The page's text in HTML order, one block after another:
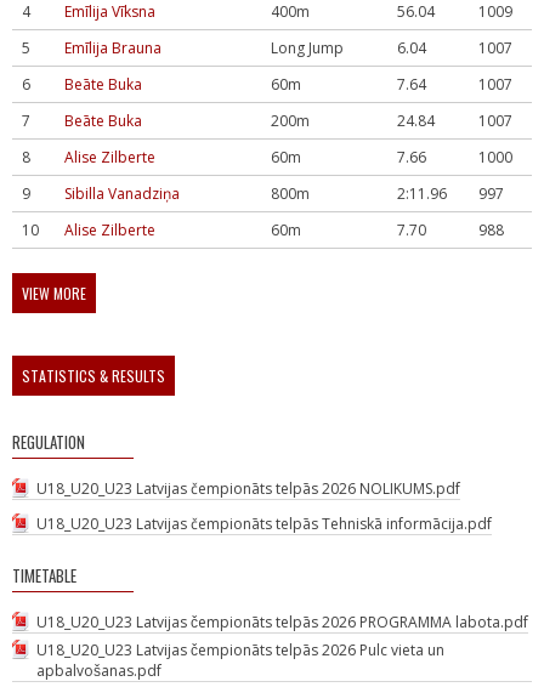
4
Emīlija Vīksna 400m 56.04
1009
5
Emīlija Brauna Long Jump 6.04
1007
6
Beāte Buka 60m 7.64
1007
7
Beāte Buka 200m 24.84
1007
8
Alise Zilberte 60m 7.66
1000
9
Sibilla Vanadziņa 800m 2:11.96
997
10
Alise Zilberte 60m 7.70 988
VIEW MORE
STATISTICS & RESULTS
REGULATION
U18_U20_U23 Latvijas čempionāts telpās 2026 NOLIKUMS.pdf
U18_U20_U23 Latvijas čempionāts telpās Tehniskā informācija.pdf
TIMETABLE
U18_U20_U23 Latvijas čempionāts telpās 2026 PROGRAMMA labota.pdf
U18_U20_U23 Latvijas čempionāts telpās 2026 Pulc vieta un
apbalvošanas.pdf